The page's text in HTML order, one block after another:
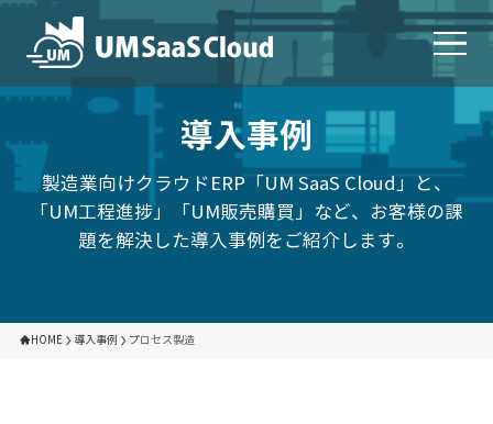
導入事例
製造業向けクラウドERP「UM SaaS Cloud」と、
「UM工程進捗」「UM販売購買」など、お客様の課
題を解決した導入事例をご紹介します。
HOME 導入事例 プロセス製造